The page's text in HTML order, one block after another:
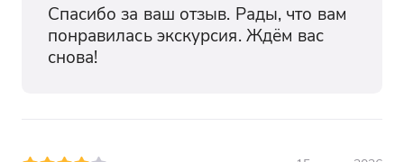
Спасибо за ваш отзыв. Рады, что вам
понравилась экскурсия. Ждём вас
снова!